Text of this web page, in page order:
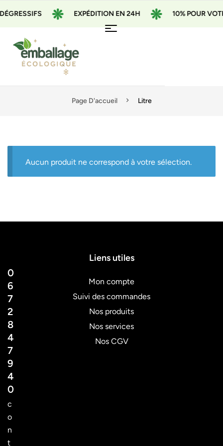
EXPÉDITION EN 24H 10% POUR
Page D'accueil Litre
Aucun produit ne correspond à votre sélection.
0
6
7
2
8
4
7
9
4
0
c
o
n
t
Liens utiles
Mon compte
Suivi des commandes
Nos produits
Nos services
Nos CGV